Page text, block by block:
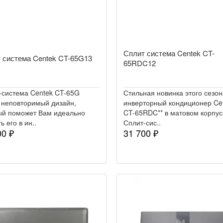
Centek CT-65G13
Centek CT-65G
дизайн,
поможет Вам идеально
его в ин..
₽
Сплит система Centek CT-
65RDC12
Стильная новинка этого
инверторный кондиционер
CT-65RDC** в матовом
Сплит-сис..
31 700 ₽